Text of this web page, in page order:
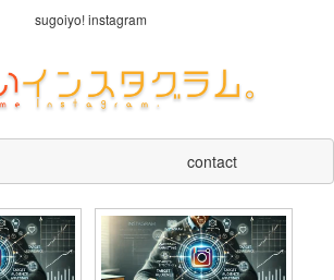
sugoiyo! instagram
contact